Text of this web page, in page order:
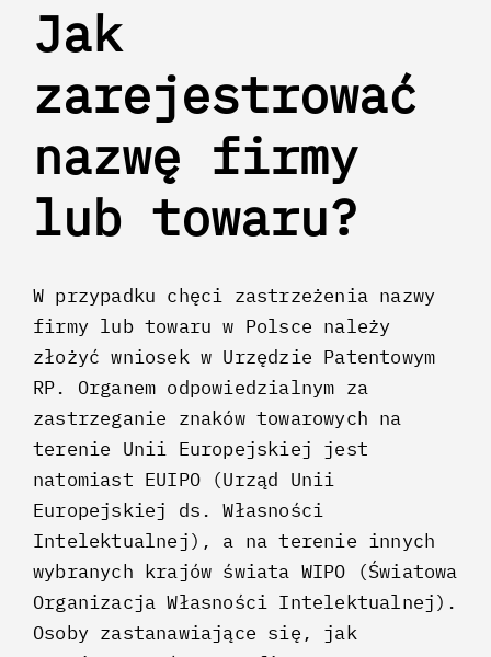
Jak
zarejestrować
nazwę firmy
lub towaru?
W przypadku chęci zastrzeżenia nazwy
firmy lub towaru w Polsce należy
złożyć wniosek w Urzędzie Patentowym
RP. Organem odpowiedzialnym za
zastrzeganie znaków towarowych na
terenie Unii Europejskiej jest
natomiast EUIPO (Urząd Unii
Europejskiej ds. Własności
Intelektualnej), a na terenie innych
wybranych krajów świata WIPO (Światowa
Organizacja Własności Intelektualnej).
Osoby zastanawiające się, jak